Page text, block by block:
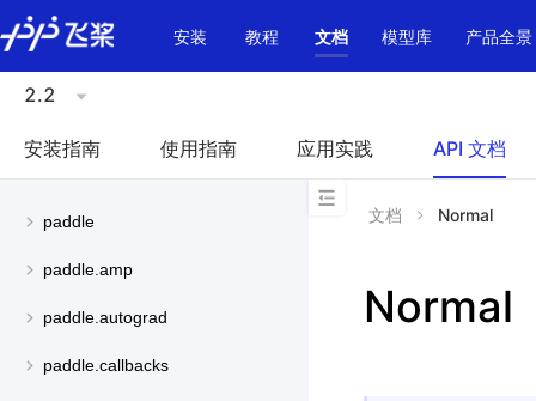
\u200E
安装
教程 文档 模型库 产品全景
2.2
安装指南 使用指南 应用实践 API 文档
paddle
paddle.amp
paddle.autograd
paddle.callbacks
文档 Normal
Normal